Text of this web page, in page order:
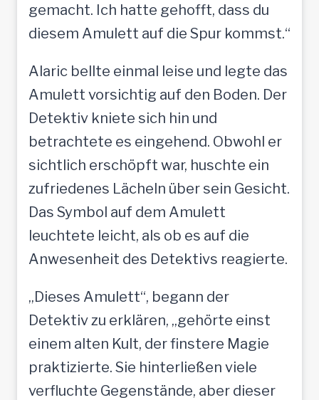
gemacht. Ich hatte gehofft, dass du
diesem Amulett auf die Spur kommst.“
Alaric bellte einmal leise und legte das
Amulett vorsichtig auf den Boden. Der
Detektiv kniete sich hin und
betrachtete es eingehend. Obwohl er
sichtlich erschöpft war, huschte ein
zufriedenes Lächeln über sein Gesicht.
Das Symbol auf dem Amulett
leuchtete leicht, als ob es auf die
Anwesenheit des Detektivs reagierte.
„Dieses Amulett“, begann der
Detektiv zu erklären, „gehörte einst
einem alten Kult, der finstere Magie
praktizierte. Sie hinterließen viele
verfluchte Gegenstände, aber dieser